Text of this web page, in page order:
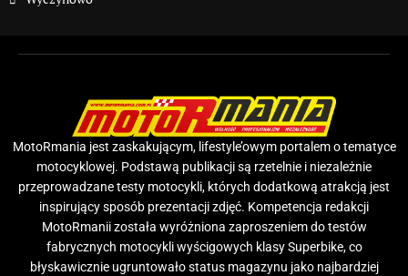
MotoRmania jest zaskakującym, lifestyle’owym portalem o tematyce
motocyklowej. Podstawą publikacji są rzetelnie i niezależnie
przeprowadzane testy motocykli, których dodatkową atrakcją jest
inspirujący sposób prezentacji zdjęć. Kompetencja redakcji
MotoRmanii została wyróżniona zaproszeniem do testów
fabrycznych motocykli wyścigowych klasy Superbike, co
błyskawicznie ugruntowało status magazynu jako najbardziej